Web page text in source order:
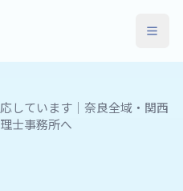
しています｜奈良全域・関西
士事務所へ